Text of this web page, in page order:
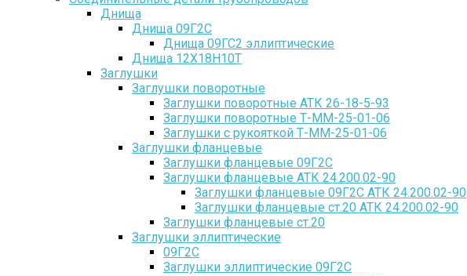
Днища
Днища 09Г2С
Днища 09ГС2 эллиптические
Днища 12Х18Н10Т
Заглушки
Заглушки поворотные
Заглушки поворотные АТК 26-18-5-93
Заглушки поворотные Т-ММ-25-01-06
Заглушки с рукояткой Т-ММ-25-01-06
Заглушки фланцевые
Заглушки фланцевые 09Г2С
Заглушки фланцевые АТК 24.200.02-90
Заглушки фланцевые 09Г2С АТК 24.200.02-90
Заглушки фланцевые ст.20 АТК 24.200.02-90
Заглушки фланцевые ст.20
Заглушки эллиптические
09Г2С
Заглушки эллиптические 09Г2С